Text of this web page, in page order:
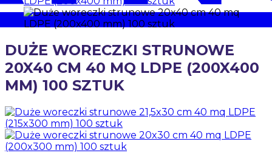
DUŻE WORECZKI STRUNOWE
20X40 CM 40 MQ LDPE (200X400
MM) 100 SZTUK